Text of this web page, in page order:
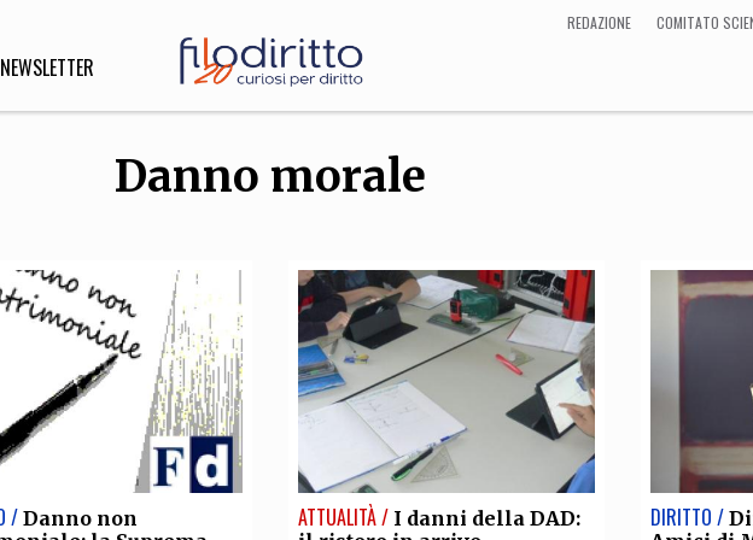
REDAZIONE COMITATO
NEWSLETTER
INNOVAZIONE
Scienze informatiche,
Architettura, Ingegneria
CULTURA
Arte, Cinema, Musica,
Letteratura
Danno morale
/ Danno non
ATTUALITÀ / I danni della DAD:
DIRITTO /